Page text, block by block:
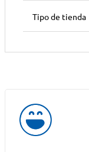
Tipo de tienda